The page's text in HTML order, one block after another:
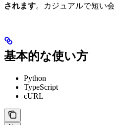
されます。カジュアルで短い
基本的な使い方
Python
TypeScript
cURL